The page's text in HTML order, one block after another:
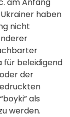
haben
nicht
für beleidigend
der
als
werden.